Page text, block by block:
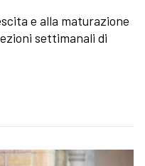
e alla maturazione
settimanali di